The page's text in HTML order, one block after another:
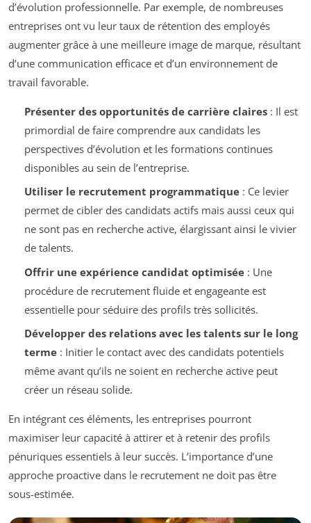
d’évolution professionnelle. Par exemple, de nombreuses
entreprises ont vu leur taux de rétention des employés
augmenter grâce à une meilleure image de marque, résultant
d’une communication efficace et d’un environnement de
travail favorable.
Présenter des opportunités de carrière claires: Il est
primordial de faire comprendre aux candidats les
perspectives d’évolution et les formations continues
disponibles au sein de l’entreprise.
Utiliser le recrutement programmatique: Ce levier
permet de cibler des candidats actifs mais aussi ceux qui
ne sont pas en recherche active, élargissant ainsi le vivier
de talents.
Offrir une expérience candidat optimisée: Une
procédure de recrutement fluide et engageante est
essentielle pour séduire des profils très sollicités.
Développer des relations avec les talents sur le long
terme: Initier le contact avec des candidats potentiels
même avant qu’ils ne soient en recherche active peut
créer un réseau solide.
En intégrant ces éléments, les entreprises pourront
maximiser leur capacité à attirer et à retenir des profils
pénuriques essentiels à leur succès. L’importance d’une
approche proactive dans le recrutement ne doit pas être
sous-estimée.